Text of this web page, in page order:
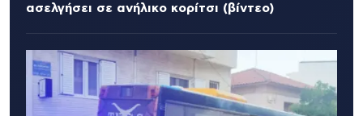
ασελγήσει σε ανήλικο κορίτσι (βίντεο)